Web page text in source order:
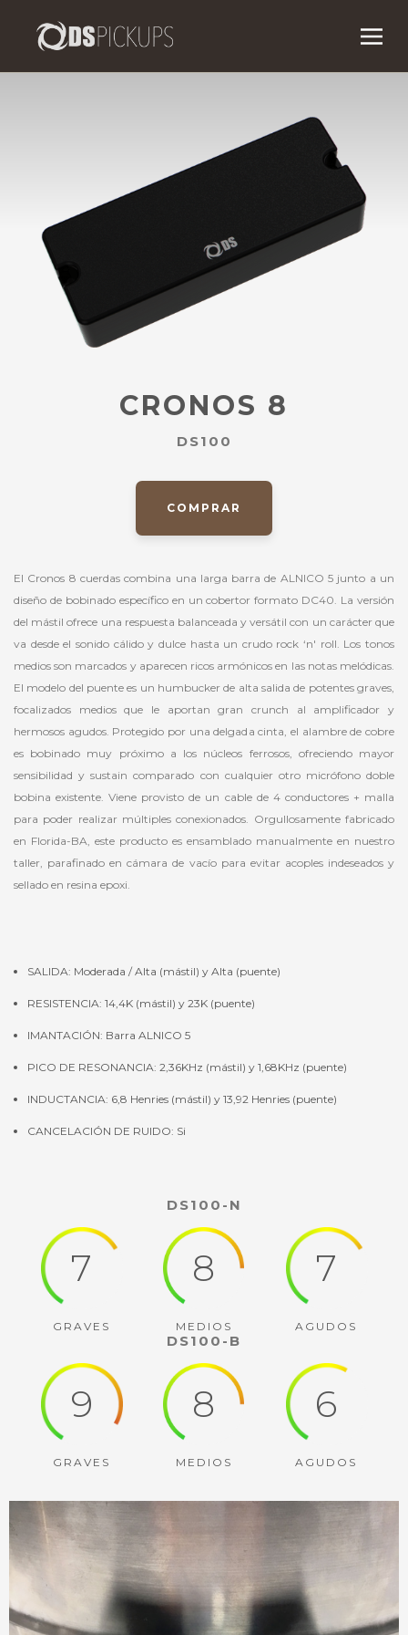
CRONOS 8
DS100
COMPRAR
El Cronos 8 cuerdas combina una larga barra de ALNICO 5 junto a un
diseño de bobinado específico en un cobertor formato DC40. La versión
del mástil ofrece una respuesta balanceada y versátil con un carácter que
va desde el sonido cálido y dulce hasta un crudo rock ‘n' roll. Los tonos
medios son marcados y aparecen ricos armónicos en las notas melódicas.
El modelo del puente es un humbucker de alta salida de potentes graves,
focalizados medios que le aportan gran crunch al amplificador y
hermosos agudos. Protegido por una delgada cinta, el alambre de cobre
es bobinado muy próximo a los núcleos ferrosos, ofreciendo mayor
sensibilidad y sustain comparado con cualquier otro micrófono doble
bobina existente. Viene provisto de un cable de 4 conductores + malla
para poder realizar múltiples conexionados. Orgullosamente fabricado
en Florida-BA, este producto es ensamblado manualmente en nuestro
taller, parafinado en cámara de vacío para evitar acoples indeseados y
sellado en resina epoxi.
SALIDA: Moderada / Alta (mástil) y Alta (puente)
RESISTENCIA: 14,4K (mástil) y 23K (puente)
IMANTACIÓN: Barra ALNICO 5
PICO DE RESONANCIA: 2,36KHz (mástil) y 1,68KHz (puente)
INDUCTANCIA: 6,8 Henries (mástil) y 13,92 Henries (puente)
CANCELACIÓN DE RUIDO: Si
DS100-N
7
GRAVES
8
MEDIOS
7
AGUDOS
DS100-B
9
GRAVES
8
MEDIOS
6
AGUDOS